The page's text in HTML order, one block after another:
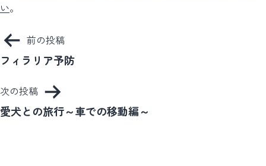
い。
投
稿
ビ
ゲ
前の投稿
フィラリア予防
次の投稿
愛犬との旅行～車での移動編～